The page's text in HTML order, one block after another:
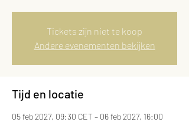
Tickets zijn niet te koop
Andere evenementen bekijken
Tijd en locatie
05 feb 2027, 09:30 CET – 06 feb 2027, 16:00